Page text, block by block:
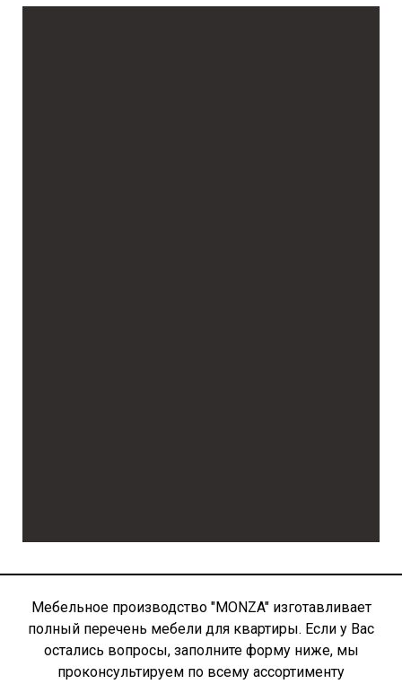
Мебельное производство "MONZA" изготавливает
полный перечень мебели для квартиры. Если у Вас
остались вопросы, заполните форму ниже, мы
проконсультируем по всему ассортименту